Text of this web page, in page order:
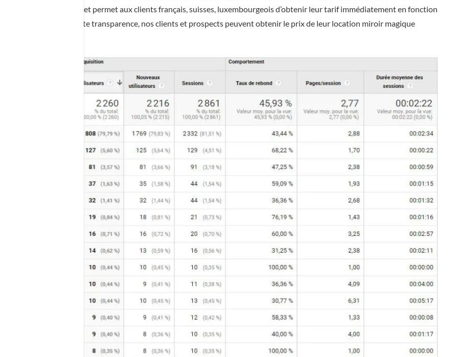
de notre site internet permet aux clients français, suisses, luxembourgeois d’obtenir leur tarif immédiatement en fonction
événement. Ainsi en toute transparence, nos clients et prospects peuvent obtenir le prix de leur location miroir magique